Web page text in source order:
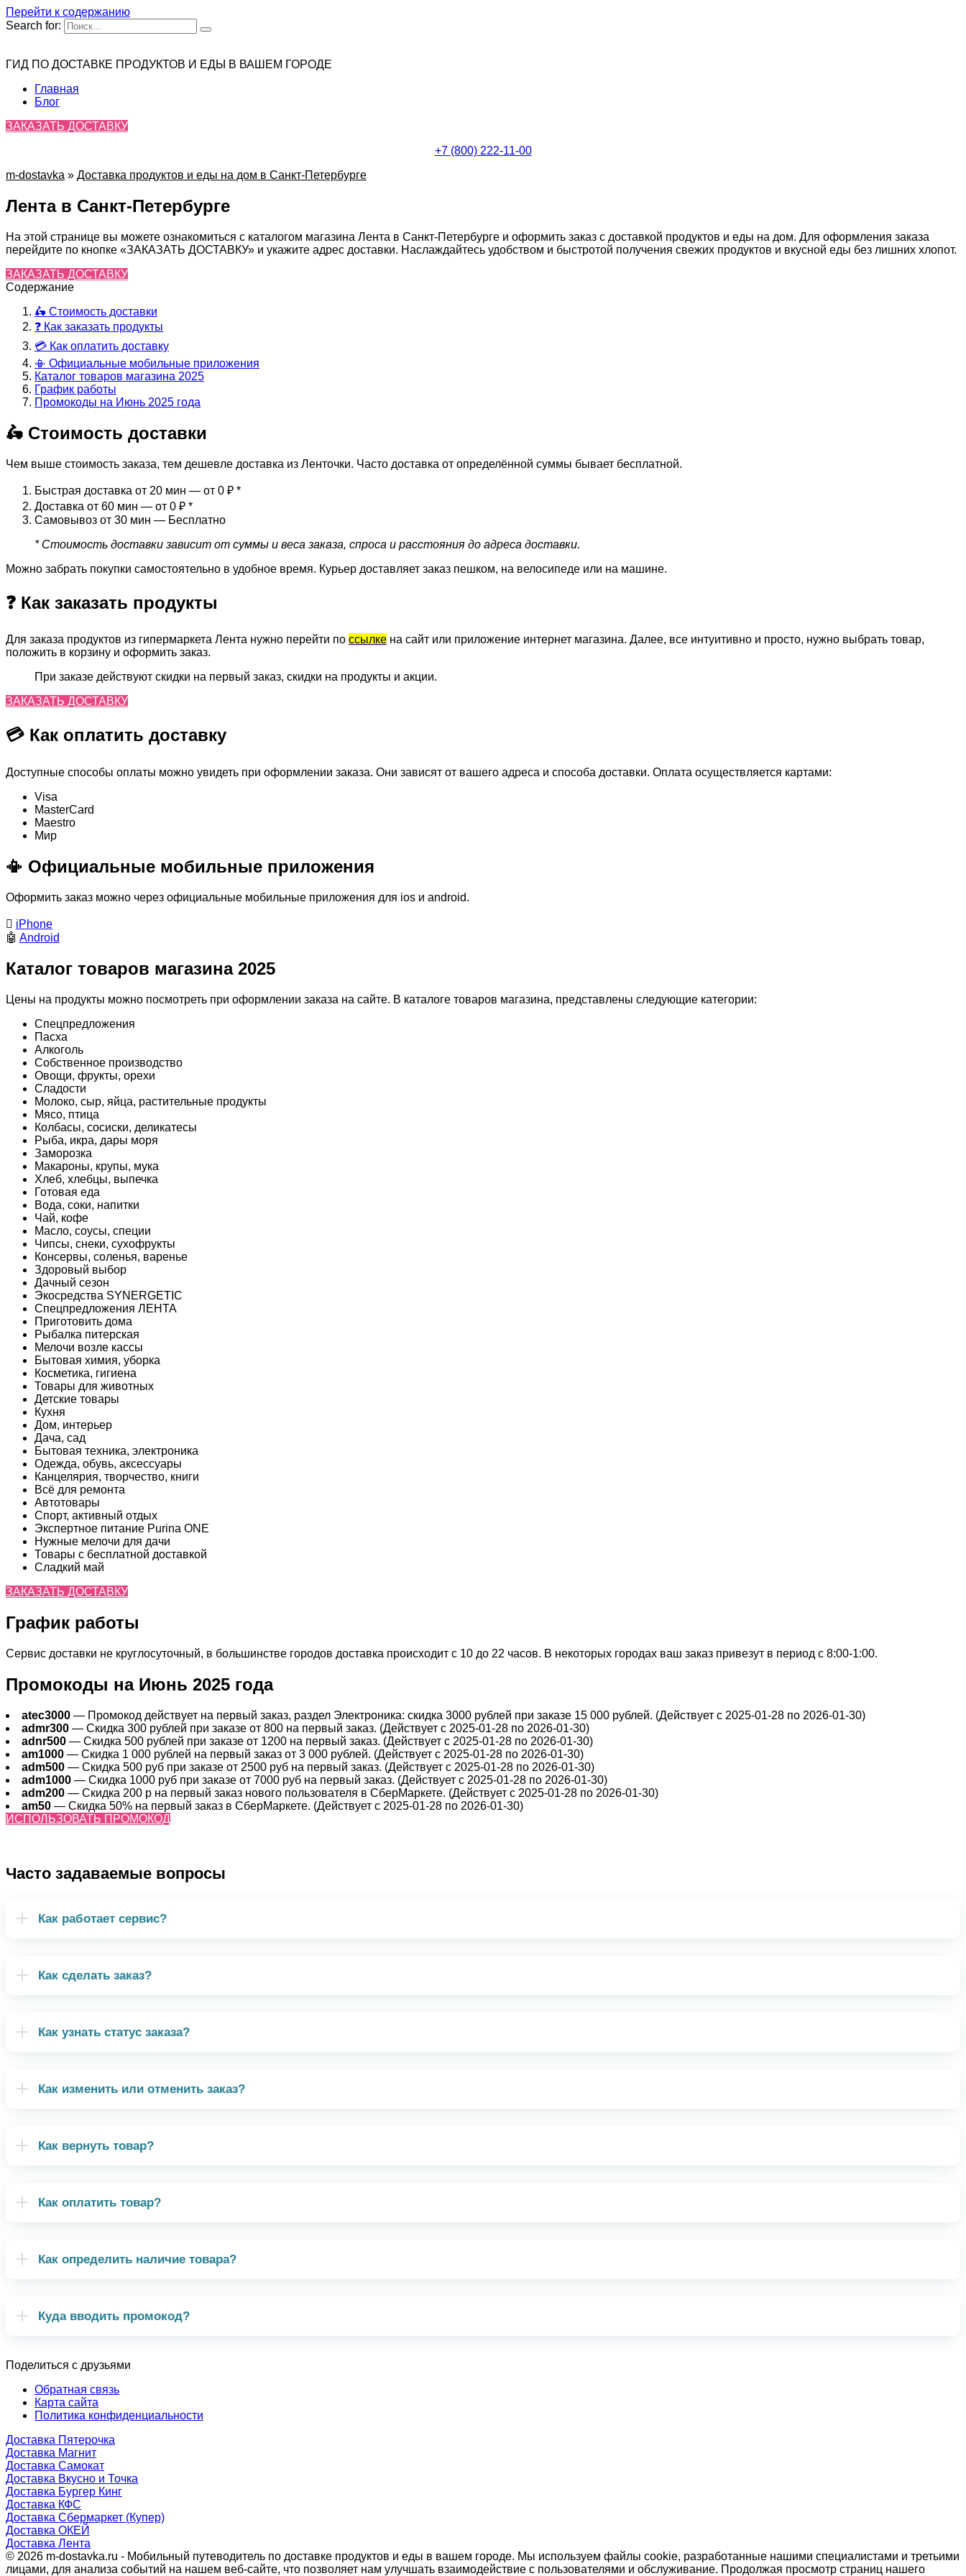
Перейти к содержанию
Search for:
ГИД ПО ДОСТАВКЕ ПРОДУКТОВ И ЕДЫ В ВАШЕМ ГОРОДЕ
Главная
Блог
ЗАКАЗАТЬ ДОСТАВКУ
+7 (800) 222-11-00
m-dostavka » Доставка продуктов и еды на дом в Санкт-Петербурге
Лента в Санкт-Петербурге
На этой странице вы можете ознакомиться с каталогом магазина Лента в Санкт-Петербурге и оформить заказ с доставкой продуктов и еды на дом. Для оформления заказа
перейдите по кнопке «ЗАКАЗАТЬ ДОСТАВКУ» и укажите адрес доставки. Наслаждайтесь удобством и быстротой получения свежих продуктов и вкусной еды без лишних хлопот.
ЗАКАЗАТЬ ДОСТАВКУ
Содержание
🛵 Стоимость доставки
❓ Как заказать продукты
💳 Как оплатить доставку
📳 Официальные мобильные приложения
Каталог товаров магазина 2025
График работы
Промокоды на Июнь 2025 года
🛵 Стоимость доставки
Чем выше стоимость заказа, тем дешевле доставка из Ленточки. Часто доставка от определённой суммы бывает бесплатной.
Быстрая доставка от 20 мин — от 0 ₽ *
Доставка от 60 мин — от 0 ₽ *
Самовывоз от 30 мин — Бесплатно
* Стоимость доставки зависит от суммы и веса заказа, спроса и расстояния до адреса доставки.
Можно забрать покупки самостоятельно в удобное время. Курьер доставляет заказ пешком, на велосипеде или на машине.
❓ Как заказать продукты
Для заказа продуктов из гипермаркета Лента нужно перейти по ссылке на сайт или приложение интернет магазина. Далее, все интуитивно и просто, нужно выбрать товар,
положить в корзину и оформить заказ.
При заказе действуют скидки на первый заказ, скидки на продукты и акции.
ЗАКАЗАТЬ ДОСТАВКУ
💳 Как оплатить доставку
Доступные способы оплаты можно увидеть при оформлении заказа. Они зависят от вашего адреса и способа доставки. Оплата осуществляется картами:
Visa
MasterСard
Maestro
Мир
📳 Официальные мобильные приложения
Оформить заказ можно через официальные мобильные приложения для ios и android.
 iPhone
🤖 Android
Каталог товаров магазина 2025
Цены на продукты можно посмотреть при оформлении заказа на сайте. В каталоге товаров магазина, представлены следующие категории:
Спецпредложения
Пасха
Алкоголь
Собственное производство
Овощи, фрукты, орехи
Сладости
Молоко, сыр, яйца, растительные продукты
Мясо, птица
Колбасы, сосиски, деликатесы
Рыба, икра, дары моря
Заморозка
Макароны, крупы, мука
Хлеб, хлебцы, выпечка
Готовая еда
Вода, соки, напитки
Чай, кофе
Масло, соусы, специи
Чипсы, снеки, сухофрукты
Консервы, соленья, варенье
Здоровый выбор
Дачный сезон
Экосредства SYNERGETIC
Спецпредложения ЛЕНТА
Приготовить дома
Рыбалка питерская
Мелочи возле кассы
Бытовая химия, уборка
Косметика, гигиена
Товары для животных
Детские товары
Кухня
Дом, интерьер
Дача, сад
Бытовая техника, электроника
Одежда, обувь, аксессуары
Канцелярия, творчество, книги
Всё для ремонта
Автотовары
Спорт, активный отдых
Экспертное питание Purina ONE
Нужные мелочи для дачи
Товары с бесплатной доставкой
Сладкий май
ЗАКАЗАТЬ ДОСТАВКУ
График работы
Сервис доставки не круглосуточный, в большинстве городов доставка происходит с 10 до 22 часов. В некоторых городах ваш заказ привезут в период с 8:00-1:00.
Промокоды на Июнь 2025 года
atec3000 — Промокод действует на первый заказ, раздел Электроника: скидка 3000 рублей при заказе 15 000 рублей. (Действует с 2025-01-28 по 2026-01-30)
admr300 — Скидка 300 рублей при заказе от 800 на первый заказ. (Действует с 2025-01-28 по 2026-01-30)
adnr500 — Скидка 500 рублей при заказе от 1200 на первый заказ. (Действует с 2025-01-28 по 2026-01-30)
am1000 — Скидка 1 000 рублей на первый заказ от 3 000 рублей. (Действует с 2025-01-28 по 2026-01-30)
adm500 — Скидка 500 руб при заказе от 2500 руб на первый заказ. (Действует с 2025-01-28 по 2026-01-30)
adm1000 — Скидка 1000 руб при заказе от 7000 руб на первый заказ. (Действует с 2025-01-28 по 2026-01-30)
adm200 — Cкидка 200 р на первый заказ нового пользователя в СберМаркете. (Действует с 2025-01-28 по 2026-01-30)
am50 — Скидка 50% на первый заказ в СберМаркете. (Действует с 2025-01-28 по 2026-01-30)
ИСПОЛЬЗОВАТЬ ПРОМОКОД
Часто задаваемые вопросы
Как работает сервис?
Как сделать заказ?
Как узнать статус заказа?
Как изменить или отменить заказ?
Как вернуть товар?
Как оплатить товар?
Как определить наличие товара?
Куда вводить промокод?
Поделиться с друзьями
Обратная связь
Карта сайта
Политика конфиденциальности
Доставка Пятерочка
Доставка Магнит
Доставка Самокат
Доставка Вкусно и Точка
Доставка Бургер Кинг
Доставка КФС
Доставка Сбермаркет (Купер)
Доставка ОКЕЙ
Доставка Лента
© 2026 m-dostavka.ru - Мобильный путеводитель по доставке продуктов и еды в вашем городе. Мы используем файлы cookie, разработанные нашими специалистами и третьими
лицами, для анализа событий на нашем веб-сайте, что позволяет нам улучшать взаимодействие с пользователями и обслуживание. Продолжая просмотр страниц нашего